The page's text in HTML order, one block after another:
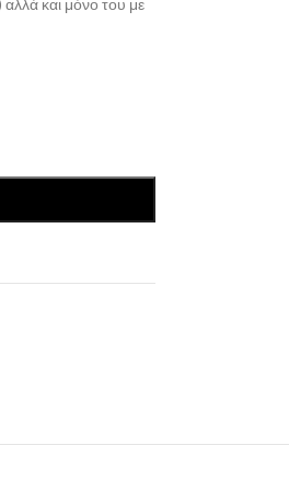
και μόνο του με